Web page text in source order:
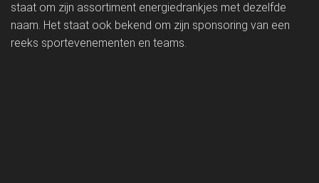
staat om zijn assortiment energiedrankjes met dezelfde
naam. Het staat ook bekend om zijn sponsoring van een
reeks sportevenementen en teams.